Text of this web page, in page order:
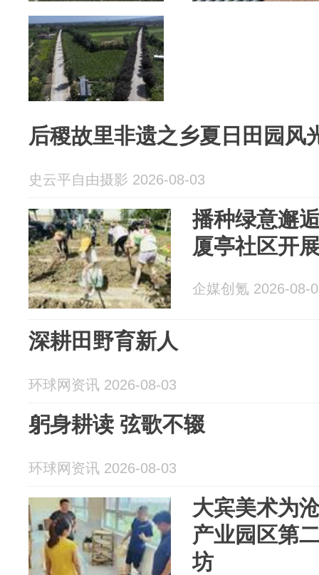
后稷故里非遗之乡夏日田园风
史云平自由摄影 2026-08-03
播种绿意邂
厦亭社区开
企媒创氪 2026-08-
深耕田野育新人
环球网资讯 2026-08-03
躬身耕读 弦歌不辍
环球网资讯 2026-08-03
大宾美术为
产业园区第
坊